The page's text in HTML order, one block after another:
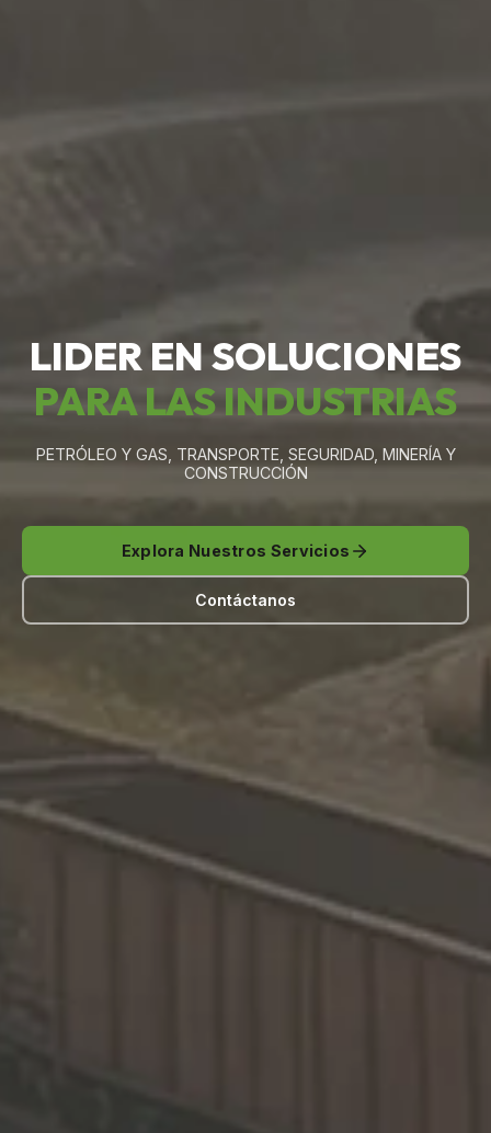
LIDER EN SOLUCIONES
PARA LAS INDUSTRIAS
PETRÓLEO Y GAS, TRANSPORTE, SEGURIDAD, MINERÍA Y
CONSTRUCCIÓN
Explora Nuestros Servicios
Contáctanos